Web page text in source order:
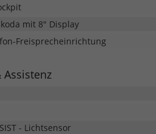
mit 8" Display
Freisprecheinrichtung
Assistenz
- Lichtsensor